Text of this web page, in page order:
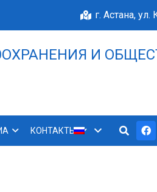
г. Астана,
И
КОНТАКТЫ